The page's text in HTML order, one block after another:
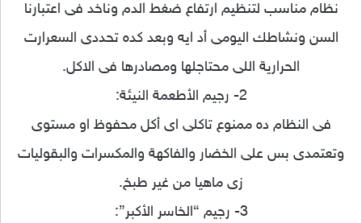
نظام مناسب لتنظيم ارتفاع ضغط الدم وناخد فى اعتبارنا
السن ونشاطك اليومى أد ايه وبعد كده تحددى السعرارت
الحرارية اللى محتاجلها ومصادرها فى الاكل.
2- رجيم الأطعمة النيئة:
فى النظام ده ممنوع تاكلى اى أكل محفوظ او مستوى
وتعتمدى بس على الخضار والفاكهة والمكسرات والبقوليات
زى ماهيا من غير طبخ.
3- رجيم “الخاسر الأكبر”: